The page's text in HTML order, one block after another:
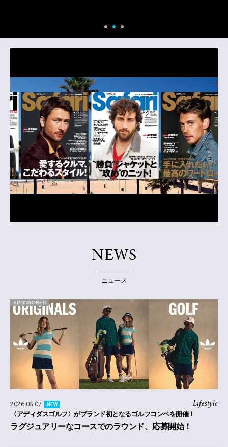
NEWS
ニュース
SPONSORED
Lifestyle
2026.08.07 NEW
〈アディダスゴルフ〉がブランド初となるゴルフコンペを開催！
ラグジュアリーなコースでのラウンド、応募開始！